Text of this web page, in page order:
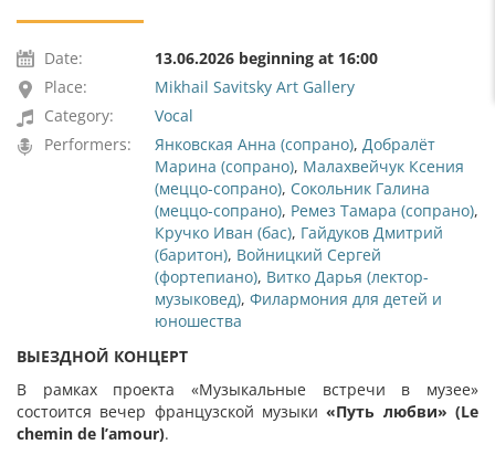
Date:
13.06.2026 beginning at 16:00
Place:
Mikhail Savitsky Art Gallery
Category:
Vocal
Performers:
Янковская Анна (сопрано), Добралёт
Марина (сопрано), Малахвейчук Ксения
(меццо-сопрано), Сокольник Галина
(меццо-сопрано), Ремез Тамара (сопрано),
Кручко Иван (бас), Гайдуков Дмитрий
(баритон), Войницкий Сергей
(фортепиано), Витко Дарья (лектор-
музыковед), Филармония для детей и
юношества
ВЫЕЗДНОЙ КОНЦЕРТ
В рамках проекта «Музыкальные встречи в музее»
состоится вечер французской музыки«Путь любви» (Le
chemin de l’amour).